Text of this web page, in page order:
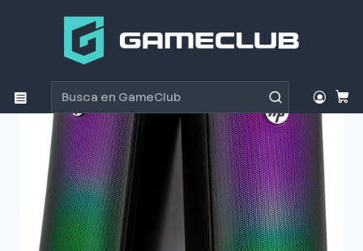
Productos
Parlante HP DHE 6004 Bluetooth RGB